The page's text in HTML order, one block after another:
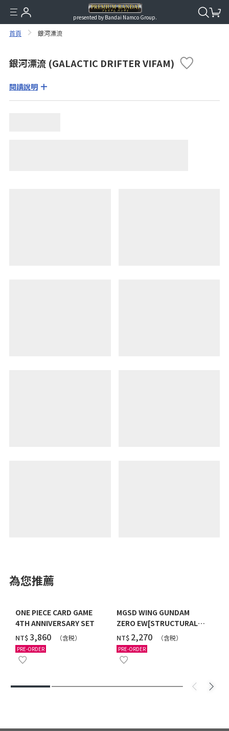
presented by Bandai Namco Group.
首頁 銀河漂流
銀河漂流 (GALACTIC DRIFTER VIFAM)
閱讀說明
為您推薦
ONE PIECE CARD GAME
4TH ANNIVERSARY SET
NT$‌3,860 （含税）
PRE-ORDER
MGSD WING GUNDAM
ZERO EW[STRUCTURAL
COATING/BLACK] [2026年
12月發送]
NT$ ‌2,270 （含税）
PRE-ORDER